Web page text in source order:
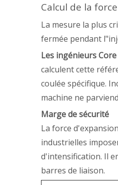
Calcul de la
La mesure la plus
fermée pendant
Les ingénieurs
calculent cette
coulée spécifique.
machine ne
Marge de sécurité
La force
industrielles
d'intensification. Il
barres de liaison.